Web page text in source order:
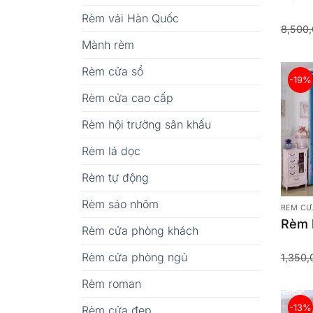
Rèm vải Hàn Quốc
Mành rèm
Rèm cửa sổ
Rèm cửa cao cấp
Rèm hội trường sân khấu
Rèm lá dọc
Rèm tự động
Rèm sáo nhôm
Rèm cửa phòng khách
Rèm cửa phòng ngủ
Rèm roman
Rèm cửa đẹp
-19%
RÈM
Rèm
-13%